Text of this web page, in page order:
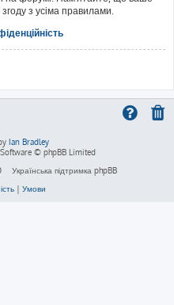
з усіма правилами.
Ian Bradley
© phpBB Limited
Українська підтримка phpBB
| Умови